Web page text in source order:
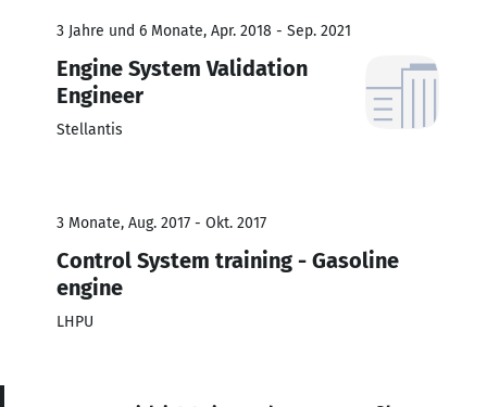
3 Jahre und 6 Monate, Apr. 2018 - Sep. 2021
Engine System Validation
Engineer
Stellantis
3 Monate, Aug. 2017 - Okt. 2017
Control System training - Gasoline
engine
LHPU